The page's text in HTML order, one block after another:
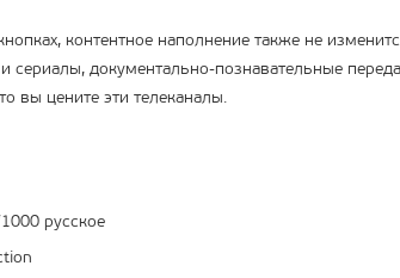
контентное наполнение также не
документально-познавательные
вы цените эти телеканалы.
русское